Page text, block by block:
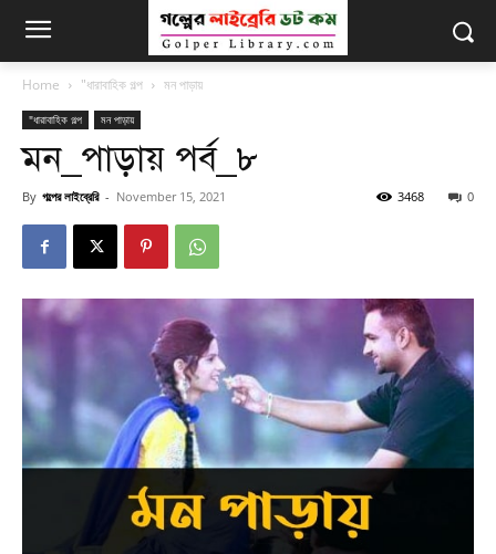
Home "ধারাবাহিক গল্প মন পাড়ায়
"ধারাবাহিক গল্প মন পাড়ায়
মন_পাড়ায় পর্ব_৮
By গল্পের লাইব্রেরি - November 15, 2021 0
3468